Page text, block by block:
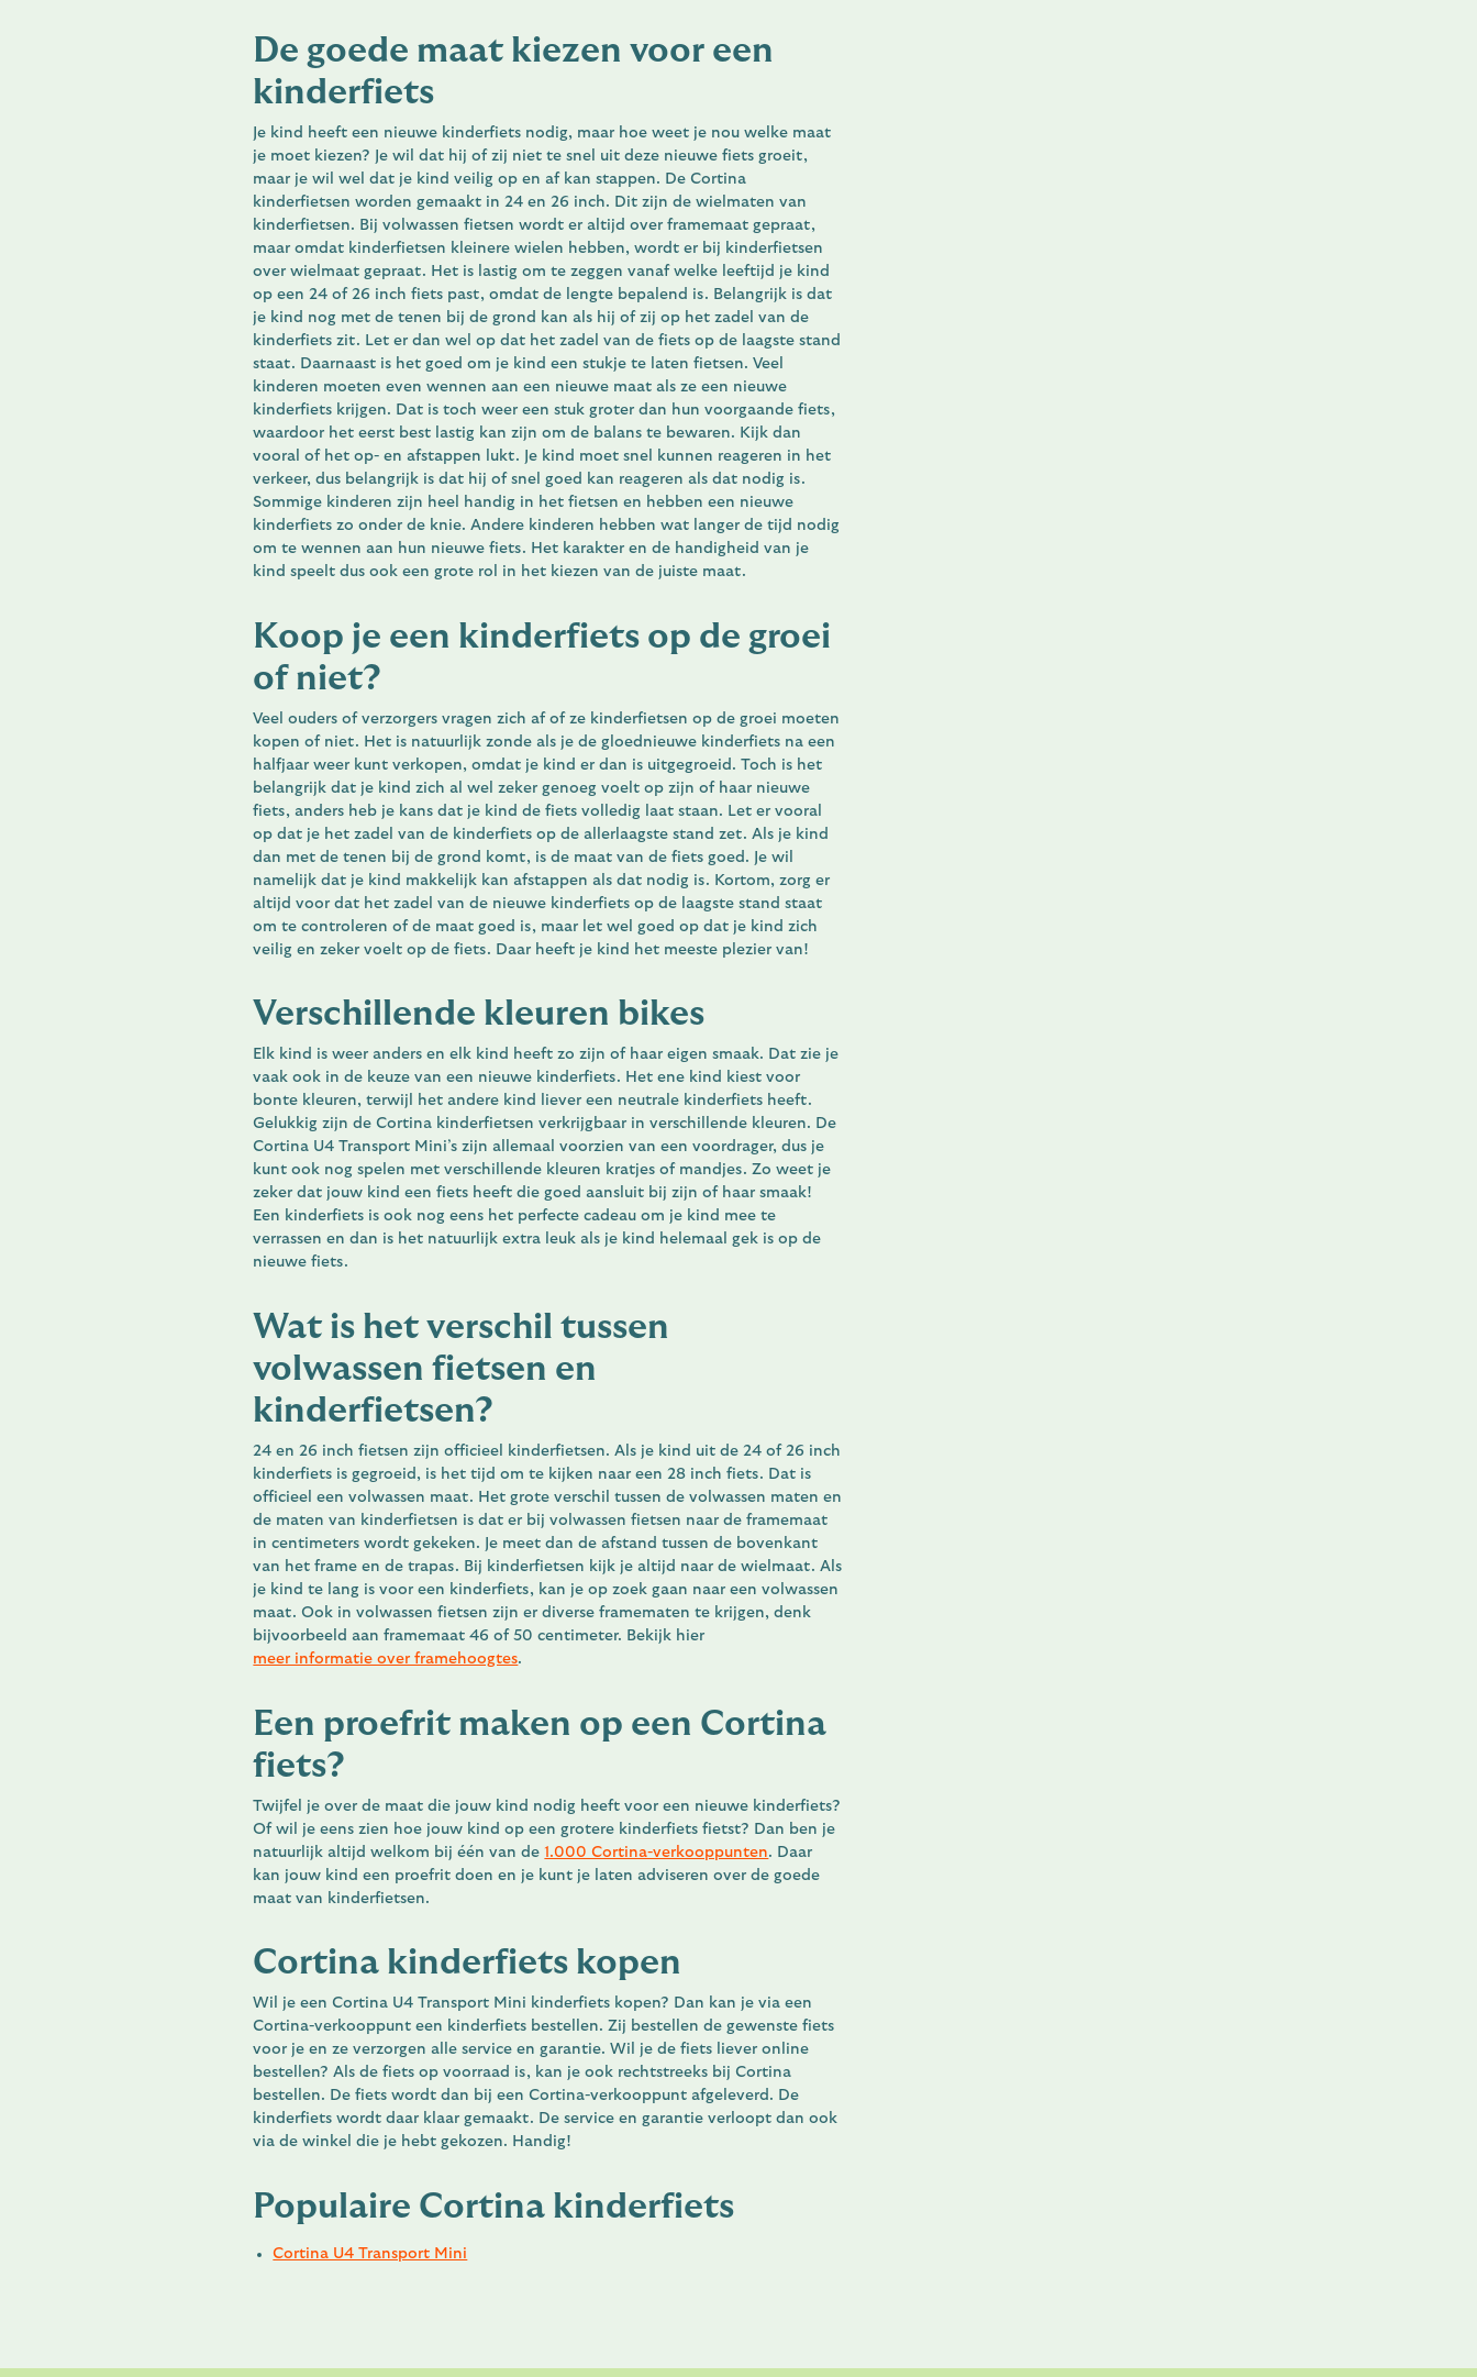
De goede maat kiezen voor een
kinderfiets
Je kind heeft een nieuwe kinderfiets nodig, maar hoe weet je nou welke maat
je moet kiezen? Je wil dat hij of zij niet te snel uit deze nieuwe fiets groeit,
maar je wil wel dat je kind veilig op en af kan stappen. De Cortina
kinderfietsen worden gemaakt in 24 en 26 inch. Dit zijn de wielmaten van
kinderfietsen. Bij volwassen fietsen wordt er altijd over framemaat gepraat,
maar omdat kinderfietsen kleinere wielen hebben, wordt er bij kinderfietsen
over wielmaat gepraat. Het is lastig om te zeggen vanaf welke leeftijd je kind
op een 24 of 26 inch fiets past, omdat de lengte bepalend is. Belangrijk is dat
je kind nog met de tenen bij de grond kan als hij of zij op het zadel van de
kinderfiets zit. Let er dan wel op dat het zadel van de fiets op de laagste stand
staat. Daarnaast is het goed om je kind een stukje te laten fietsen. Veel
kinderen moeten even wennen aan een nieuwe maat als ze een nieuwe
kinderfiets krijgen. Dat is toch weer een stuk groter dan hun voorgaande fiets,
waardoor het eerst best lastig kan zijn om de balans te bewaren. Kijk dan
vooral of het op- en afstappen lukt. Je kind moet snel kunnen reageren in het
verkeer, dus belangrijk is dat hij of snel goed kan reageren als dat nodig is.
Sommige kinderen zijn heel handig in het fietsen en hebben een nieuwe
kinderfiets zo onder de knie. Andere kinderen hebben wat langer de tijd nodig
om te wennen aan hun nieuwe fiets. Het karakter en de handigheid van je
kind speelt dus ook een grote rol in het kiezen van de juiste maat.
Koop je een kinderfiets op de groei
of niet?
Veel ouders of verzorgers vragen zich af of ze kinderfietsen op de groei moeten
kopen of niet. Het is natuurlijk zonde als je de gloednieuwe kinderfiets na een
halfjaar weer kunt verkopen, omdat je kind er dan is uitgegroeid. Toch is het
belangrijk dat je kind zich al wel zeker genoeg voelt op zijn of haar nieuwe
fiets, anders heb je kans dat je kind de fiets volledig laat staan. Let er vooral
op dat je het zadel van de kinderfiets op de allerlaagste stand zet. Als je kind
dan met de tenen bij de grond komt, is de maat van de fiets goed. Je wil
namelijk dat je kind makkelijk kan afstappen als dat nodig is. Kortom, zorg er
altijd voor dat het zadel van de nieuwe kinderfiets op de laagste stand staat
om te controleren of de maat goed is, maar let wel goed op dat je kind zich
veilig en zeker voelt op de fiets. Daar heeft je kind het meeste plezier van!
Verschillende kleuren bikes
Elk kind is weer anders en elk kind heeft zo zijn of haar eigen smaak. Dat zie je
vaak ook in de keuze van een nieuwe kinderfiets. Het ene kind kiest voor
bonte kleuren, terwijl het andere kind liever een neutrale kinderfiets heeft.
Gelukkig zijn de Cortina kinderfietsen verkrijgbaar in verschillende kleuren. De
Cortina U4 Transport Mini’s zijn allemaal voorzien van een voordrager, dus je
kunt ook nog spelen met verschillende kleuren kratjes of mandjes. Zo weet je
zeker dat jouw kind een fiets heeft die goed aansluit bij zijn of haar smaak!
Een kinderfiets is ook nog eens het perfecte cadeau om je kind mee te
verrassen en dan is het natuurlijk extra leuk als je kind helemaal gek is op de
nieuwe fiets.
Wat is het verschil tussen
volwassen fietsen en
kinderfietsen?
24 en 26 inch fietsen zijn officieel kinderfietsen. Als je kind uit de 24 of 26 inch
kinderfiets is gegroeid, is het tijd om te kijken naar een 28 inch fiets. Dat is
officieel een volwassen maat. Het grote verschil tussen de volwassen maten en
de maten van kinderfietsen is dat er bij volwassen fietsen naar de framemaat
in centimeters wordt gekeken. Je meet dan de afstand tussen de bovenkant
van het frame en de trapas. Bij kinderfietsen kijk je altijd naar de wielmaat. Als
je kind te lang is voor een kinderfiets, kan je op zoek gaan naar een volwassen
maat. Ook in volwassen fietsen zijn er diverse framematen te krijgen, denk
bijvoorbeeld aan framemaat 46 of 50 centimeter. Bekijk hier
meer informatie over framehoogtes.
Een proefrit maken op een Cortina
fiets?
Twijfel je over de maat die jouw kind nodig heeft voor een nieuwe kinderfiets?
Of wil je eens zien hoe jouw kind op een grotere kinderfiets fietst? Dan ben je
natuurlijk altijd welkom bij één van de1.000 Cortina-verkooppunten. Daar
kan jouw kind een proefrit doen en je kunt je laten adviseren over de goede
maat van kinderfietsen.
Cortina kinderfiets kopen
Wil je een Cortina U4 Transport Mini kinderfiets kopen? Dan kan je via een
Cortina-verkooppunt een kinderfiets bestellen. Zij bestellen de gewenste fiets
voor je en ze verzorgen alle service en garantie. Wil je de fiets liever online
bestellen? Als de fiets op voorraad is, kan je ook rechtstreeks bij Cortina
bestellen. De fiets wordt dan bij een Cortina-verkooppunt afgeleverd. De
kinderfiets wordt daar klaar gemaakt. De service en garantie verloopt dan ook
via de winkel die je hebt gekozen. Handig!
Populaire Cortina kinderfiets
Cortina U4 Transport Mini